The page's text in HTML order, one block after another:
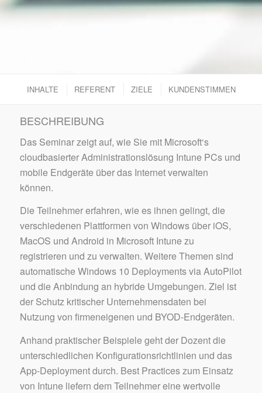
INHALTE REFERENT ZIELE KUNDENSTIMMEN
BESCHREIBUNG
Das Seminar zeigt auf, wie Sie mit Microsoft‘s
cloudbasierter Administrationslösung Intune PCs und
mobile Endgeräte über das Internet verwalten
können.
Die Teilnehmer erfahren, wie es ihnen gelingt, die
verschiedenen Plattformen von Windows über iOS,
MacOS und Android in Microsoft Intune zu
registrieren und zu verwalten. Weitere Themen sind
automatische Windows 10 Deployments via AutoPilot
und die Anbindung an hybride Umgebungen. Ziel ist
der Schutz kritischer Unternehmensdaten bei
Nutzung von firmeneigenen und BYOD-Endgeräten.
Anhand praktischer Beispiele geht der Dozent die
unterschiedlichen Konfigurationsrichtlinien und das
App-Deployment durch. Best Practices zum Einsatz
von Intune liefern dem Teilnehmer eine wertvolle